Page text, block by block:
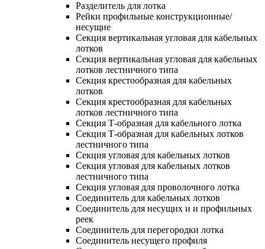
Разделитель для лотка
Рейки профильные конструкционные/
несущие
Секция вертикальная угловая для кабельных
лотков
Секция вертикальная угловая для кабельных
лотков лестничного типа
Секция крестообразная для кабельных
лотков
Секция крестообразная для кабельных
лотков лестничного типа
Секция Т-образная для кабельного лотка
Секция Т-образная для кабельных лотков
лестничного типа
Секция угловая для кабельных лотков
Секция угловая для кабельных лотков
лестничного типа
Секция угловая для проволочного лотка
Соединитель для кабельных лотков
Соединитель для несущих и и профильных
реек
Соединитель для перегородки лотка
Соединитель несущего профиля